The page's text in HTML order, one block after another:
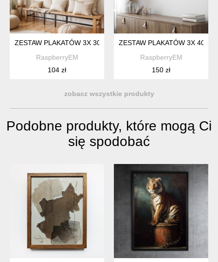
ZESTAW PLAKATÓW 3X 30X40 CM MINIMALISTYCZNE
RaspberryEM
104 zł
ZESTAW PLAKATÓW 3X
RaspberryEM
150 zł
zobacz wszystkie produkty
Podobne produkty, które mogą Ci
się spodobać